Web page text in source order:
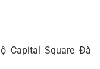
Capital Square Đà